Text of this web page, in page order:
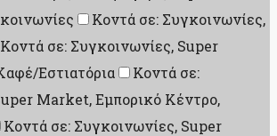
Κοντά σε: Συγκοινωνίες,
Κοντά σε: Συγκοινωνίες, Super
Εστιατόρια
Κοντά σε:
Market, Εμπορικό Κέντρο,
Κοντά σε: Συγκοινωνίες, Super